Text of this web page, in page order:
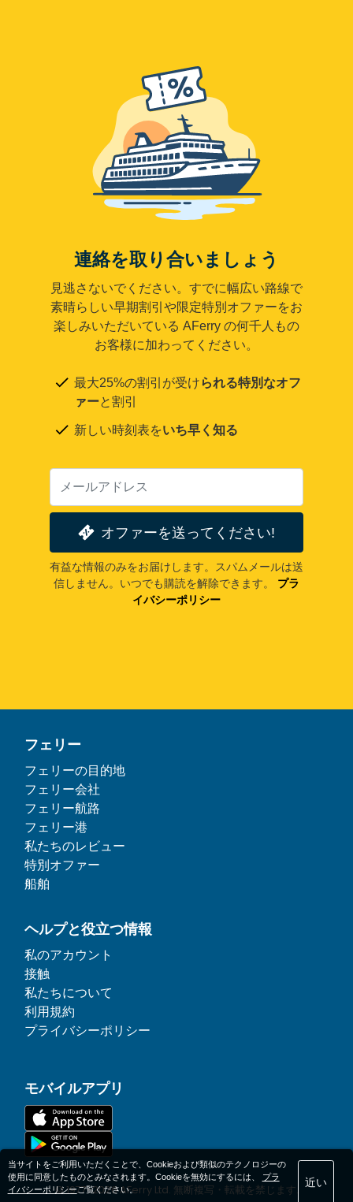
連絡を取り合いましょう
見逃さないでください。すでに幅広い路線で
素晴らしい早期割引や限定特別オファーをお
楽しみいただいている AFerry の何千人もの
お客様に加わってください。
最大25%の割引が受けられる特別なオフ
ァーと割引
新しい時刻表をいち早く知る
オファーを送ってください!
有益な情報のみをお届けします。スパムメールは送
信しません。いつでも購読を解除できます。
プラ
イバシーポリシー
フェリー
フェリーの目的地
フェリー会社
フェリー航路
フェリー港
私たちのレビュー
特別オファー
船舶
ヘルプと役立つ情報
私のアカウント
接触
私たちについて
利用規約
プライバシーポリシー
モバイルアプリ
© 1977-2026AFerry Ltd. 無断複写・転載を禁じます.
当サイトをご利用いただくことで、Cookieおよび類似のテクノロジーの
使用に同意したものとみなされます。Cookieを無効にするには、
プラ
イバシーポリシーご覧ください。
近い